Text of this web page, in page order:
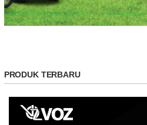
PRODUK TERBARU